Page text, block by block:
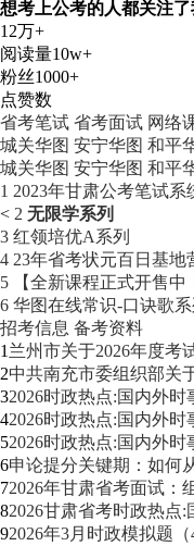
想考上公考的人都关注了
12万+
阅读量10w+
粉丝1000+
点赞数
省考笔试 省考面试 网络
城关华图 安宁华图 和平
城关华图 安宁华图 和平
1 2023年甘肃公考笔试系
< 2 无限学系列
3 红领培优A系列
4 23年省考状元百日基地
5 【全新课程正式开售中
6 华图在线常识-口诀歌系
招考信息 备考资料
1 兰州市关于2026年度考
2中共南充市委组织部关
32026时政热点:国内外时
42026时政热点:国内外时
52026时政热点:国内外时
6申论提分关键期：如何
72026年甘肃省考面试
82026甘肃省考时政热点
92026年3月时政模拟题（